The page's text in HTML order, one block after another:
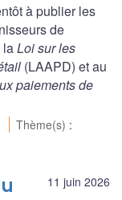
à publier les
de
laLoi sur les
(LAAPD) et au
paiements de
Thème(s) :
11 juin 2026